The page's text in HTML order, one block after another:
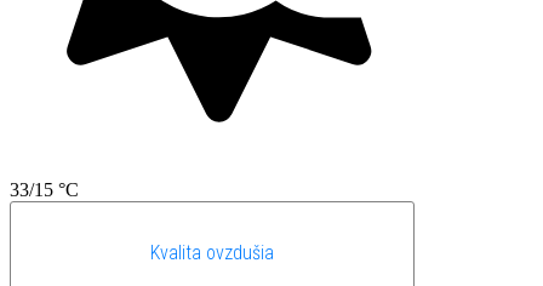
33/15 °C
Kvalita ovzdušia